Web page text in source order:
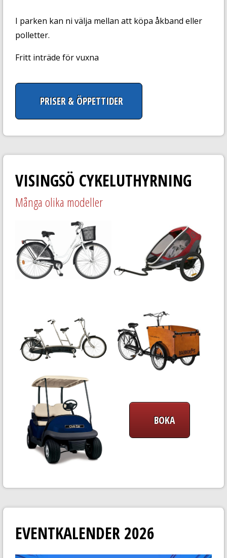
I parken kan ni välja mellan att köpa åkband eller
polletter.
Fritt inträde för vuxna
PRISER & ÖPPETTIDER
VISINGSÖ CYKELUTHYRNING
Många olika modeller
BOKA
EVENTKALENDER 2026